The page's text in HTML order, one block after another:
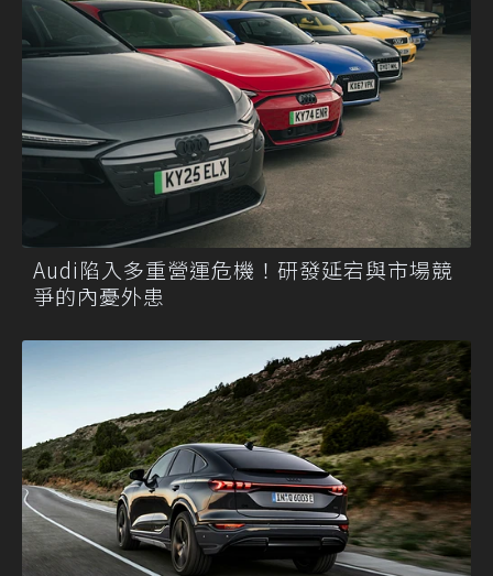
Audi陷入多重營運危機！研發延宕與市場競
爭的內憂外患